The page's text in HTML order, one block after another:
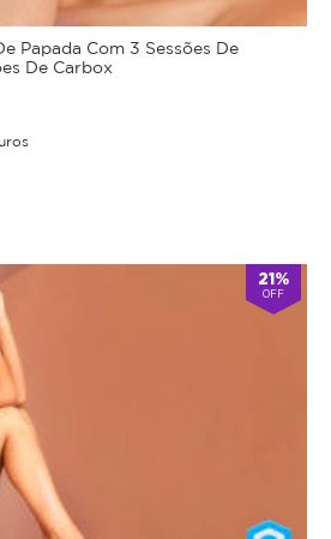
Papada Com 3 Sessões De
De Carbox
21%
OFF